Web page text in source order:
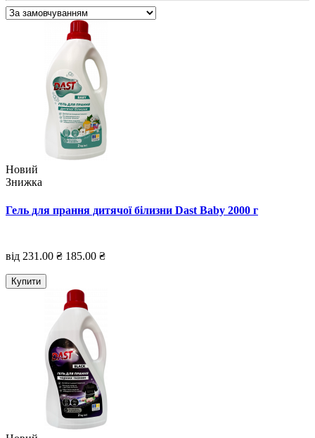
Новий
Знижка
Гель для прання дитячої білизни Dast Baby 2000 г
від 231.00 ₴ 185.00 ₴
Купити